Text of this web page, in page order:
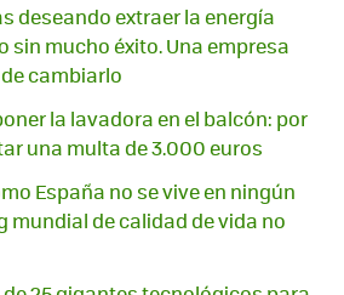
deseando extraer la energía
sin mucho éxito. Una empresa
cambiarlo
la lavadora en el balcón: por
una multa de 3.000 euros
España no se vive en ningún
mundial de calidad de vida no